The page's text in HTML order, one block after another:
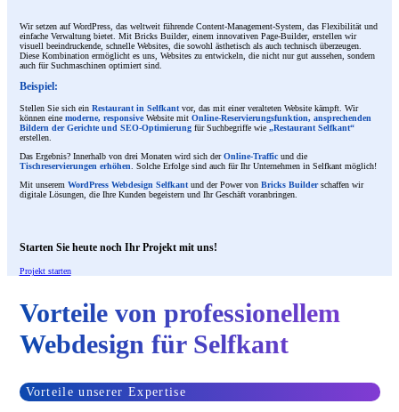
Wir setzen auf WordPress, das weltweit führende Content-Management-System, das Flexibilität und
einfache Verwaltung bietet. Mit Bricks Builder, einem innovativen Page-Builder, erstellen wir
visuell beeindruckende, schnelle Websites, die sowohl ästhetisch als auch technisch überzeugen.
Diese Kombination ermöglicht es uns, Websites zu entwickeln, die nicht nur gut aussehen, sondern
auch für Suchmaschinen optimiert sind.
Beispiel:
Stellen Sie sich ein Restaurant in Selfkantvor, das mit einer veralteten Website kämpft. Wir
können eine moderne, responsiveWebsite mit Online-Reservierungsfunktion, ansprechenden
Bildern der Gerichte und SEO-Optimierungfür Suchbegriffe wie „Restaurant Selfkant“
erstellen.
Das Ergebnis? Innerhalb von drei Monaten wird sich derOnline-Trafficund die
Tischreservierungen erhöhen . Solche Erfolge sind auch für Ihr Unternehmen in Selfkant möglich!
Mit unserem WordPress Webdesign Selfkantund der Power von Bricks Builderschaffen wir
digitale Lösungen, die Ihre Kunden begeistern und Ihr Geschäft voranbringen.
Starten Sie heute noch Ihr Projekt mit uns!
Projekt starten
Vorteile von professionellem
Webdesign für Selfkant
Vorteile unserer Expertise